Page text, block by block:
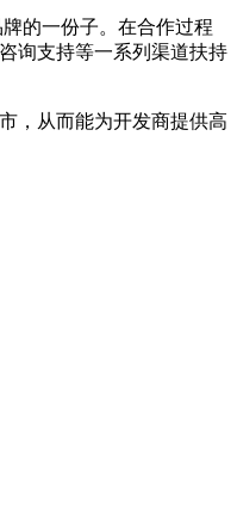
的一份子。在合作过程
询支持等一系列渠道扶持
，从而能为开发商提供高